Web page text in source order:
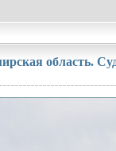
область.